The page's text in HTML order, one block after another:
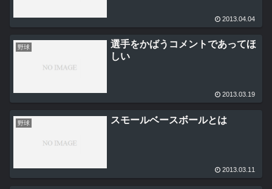
2013.04.04
野球
選手をかばうコメントであってほ
しい
2013.03.19
野球 スモールベースボールとは
2013.03.11